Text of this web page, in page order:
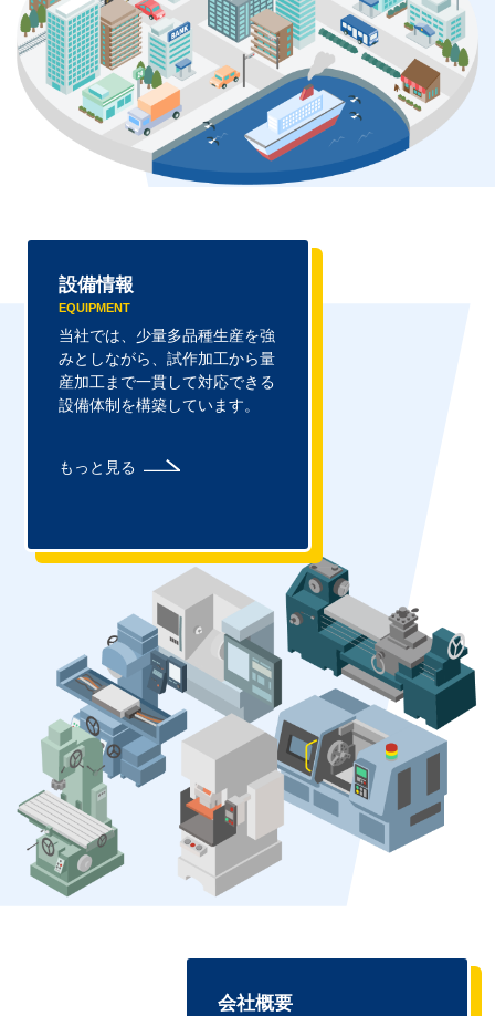
設備情報
EQUIPMENT
当社では、少量多品種生産を強
みとしながら、試作加工から量
産加工まで一貫して対応できる
設備体制を構築しています。
もっと見る
会社概要